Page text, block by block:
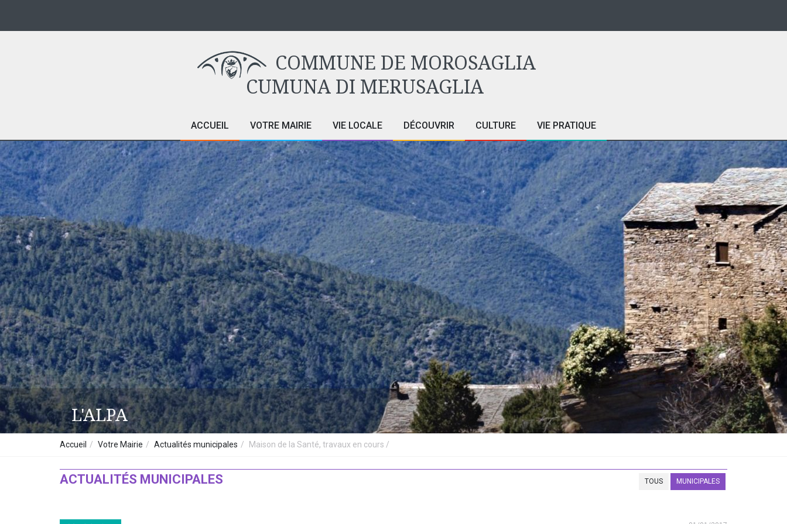
COMMUNE DE MOROSAGLIA
CUMUNA DI MERUSAGLIA
ACCUEIL VOTRE MAIRIE VIE LOCALE DÉCOUVRIR CULTURE VIE PRATIQUE
L'ALPA
Accueil Votre Mairie Actualités municipales Maison de la Santé, travaux en cours
ACTUALITÉS MUNICIPALES TOUS MUNICIPALES